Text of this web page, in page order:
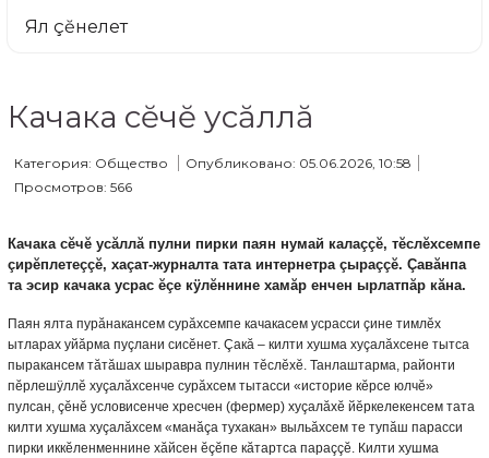
Ял çĕнелет
Качака сĕчĕ усăллă
Категория: Общество
Опубликовано: 05.06.2026, 10:58
Просмотров: 566
Качака сĕчĕ усăллă пулни пирки паян нумай калаççĕ, тĕслĕхсемпе
çирĕплетеççĕ, хаçат-журналта тата интернетра çыраççĕ. Çавăнпа
та эсир качака усрас ĕçе кÿлĕннине хамăр енчен ырлатпăр кăна.
Паян ялта пурăнакансем сурăхсемпе качакасем усрасси çине тимлĕх
ытларах уйăрма пуçлани сисĕнет. Çакă – килти хушма хуçалăхсене тытса
пыракансем тăтăшах шыравра пулнин тĕслĕхĕ. Танлаштарма, районти
пĕрлешÿллĕ хуçалăхсенче сурăхсем тытасси «историе кĕрсе юлчĕ»
пулсан, çĕнĕ условисенче хресчен (фермер) хуçалăхĕ йĕркелекенсем тата
килти хушма хуçалăхсем «манăçа тухакан» выльăхсем те тупăш парасси
пирки иккĕленменнине хăйсен ĕçĕпе кăтартса параççĕ. Килти хушма